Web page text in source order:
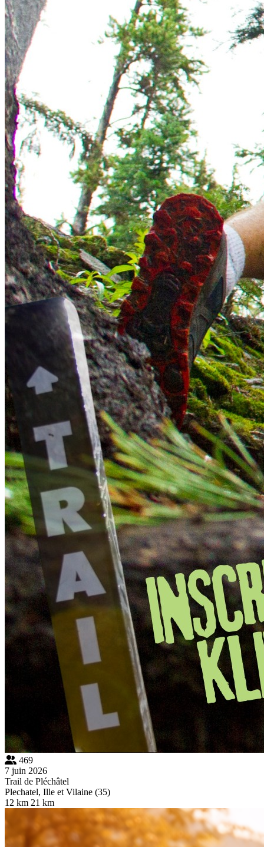
469
7 juin 2026
Trail de Pléchâtel
Plechatel, Ille et Vilaine (35)
12 km 21 km